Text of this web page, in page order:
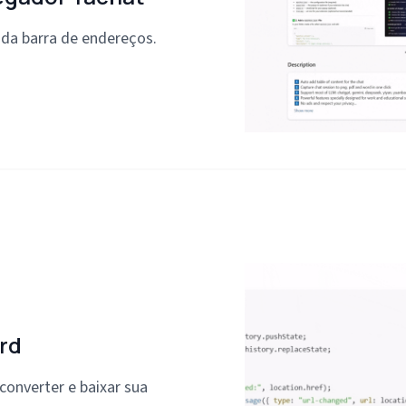
barra de endereços.
e baixar sua